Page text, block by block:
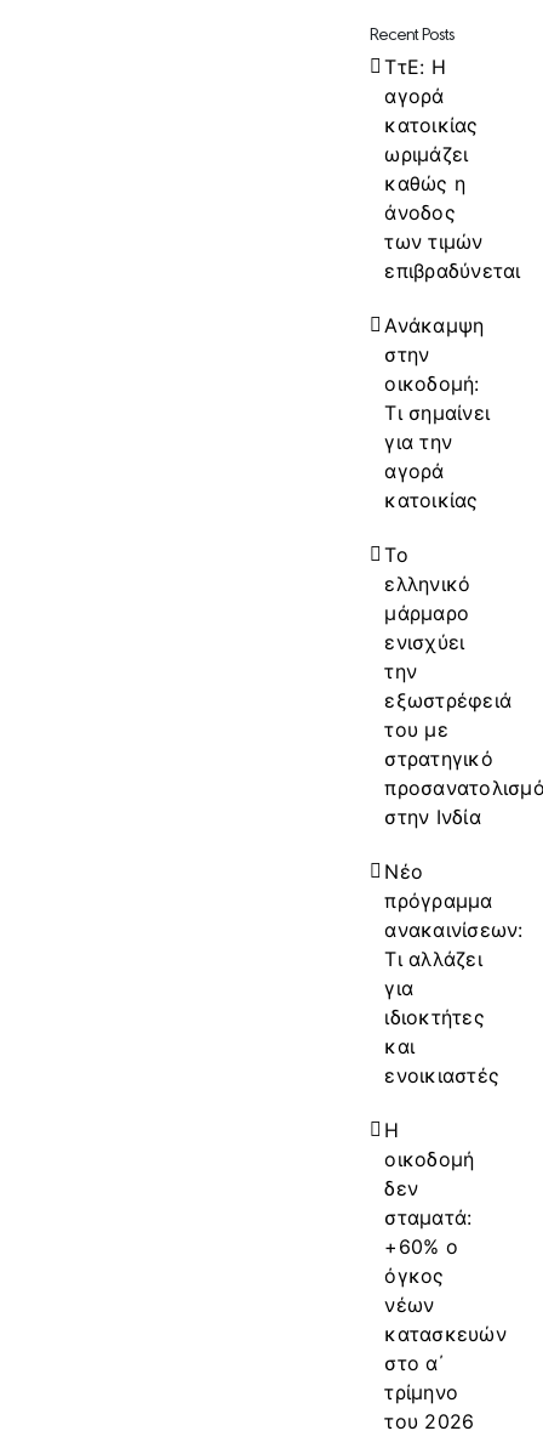
Recent Posts
ΤτΕ: Η
αγορά
κατοικίας
ωριμάζει
καθώς η
άνοδος
των τιμών
επιβραδύνεται
Ανάκαμψη
στην
οικοδομή:
Τι σημαίνει
για την
αγορά
κατοικίας
Το
ελληνικό
μάρμαρο
ενισχύει
την
εξωστρέφειά
του με
στρατηγικό
στην Ινδία
Νέο
πρόγραμμα
ανακαινίσεων:
Τι αλλάζει
για
ιδιοκτήτες
και
ενοικιαστές
Η
οικοδομή
δεν
σταματά:
+60% ο
όγκος
νέων
κατασκευών
στο α΄
τρίμηνο
του 2026